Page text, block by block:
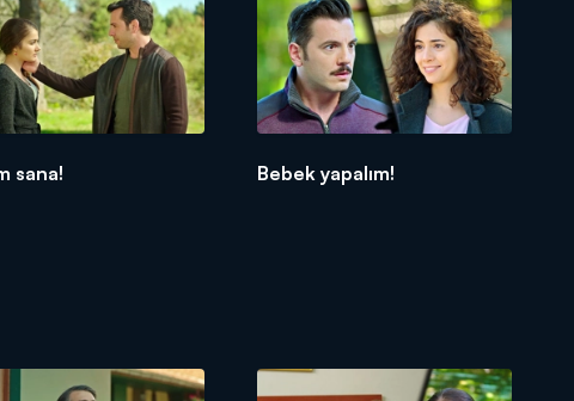
sana! Bebek yapalım!